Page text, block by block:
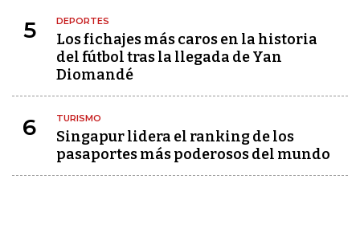
5 DEPORTES
Los fichajes más caros en la historia
del fútbol tras la llegada de Yan
Diomandé
6 TURISMO
Singapur lidera el ranking de los
pasaportes más poderosos del mundo